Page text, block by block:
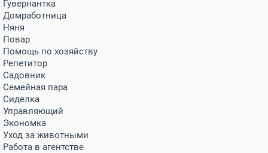
Гувернантка
Домработница
Няня
Повар
Помощь по хозяйству
Репетитор
Садовник
Семейная пара
Сиделка
Управляющий
Экономка
Уход за животными
Работа в агентстве